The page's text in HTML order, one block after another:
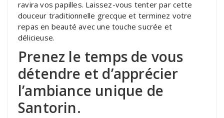
ravira vos papilles. Laissez-vous tenter par cette
douceur traditionnelle grecque et terminez votre
repas en beauté avec une touche sucrée et
délicieuse.
Prenez le temps de vous
détendre et d’apprécier
l’ambiance unique de
Santorin.